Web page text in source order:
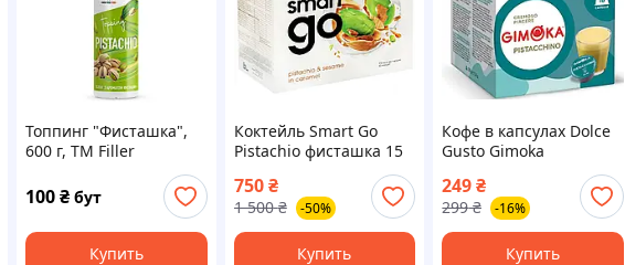
Топпинг "Фисташка",
600 г, ТМ Filler
100₴ бут
Купить
Коктейль Smart Go
Pistachio фисташка 15
750 ₴
1 500 ₴ -50%
Купить
Кофе в капсулах Dolce
Gusto Gimoka
Дольче Густо Джимока
Фисташка
249₴
299 ₴ -16%
Купить